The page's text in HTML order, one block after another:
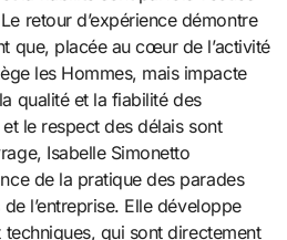
retour d’expérience démontre
que, placée au cœur de l’activité
les Hommes, mais impacte
qualité et la fiabilité des
le respect des délais sont
Isabelle Simonetto
de la pratique des parades
l’entreprise. Elle développe
qui sont directement